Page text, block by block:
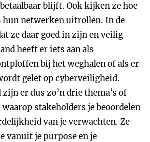
blijft. Ook kijken ze hoe
hun netwerken uitrollen. In de
ze daar goed in zijn en veilig
heeft er iets aan als
bij het weghalen of als er
gelet op cyberveiligheid.
er dus zo’n drie thema’s of
stakeholders je beoordelen
van je verwachten. Ze
vanuit je purpose en je